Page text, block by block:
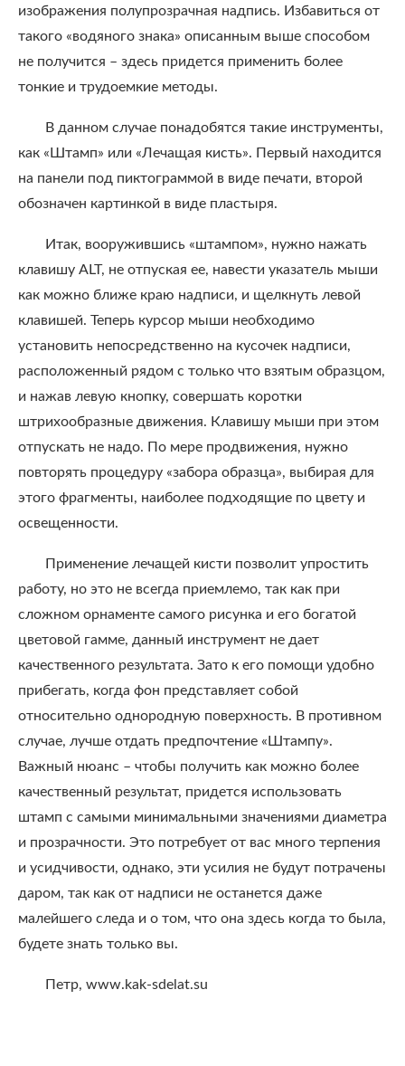
изображения полупрозрачная надпись. Избавиться от
такого «водяного знака» описанным выше способом
не получится – здесь придется применить более
тонкие и трудоемкие методы.
В данном случае понадобятся такие инструменты,
как «Штамп» или «Лечащая кисть». Первый находится
на панели под пиктограммой в виде печати, второй
обозначен картинкой в виде пластыря.
Итак, вооружившись «штампом», нужно нажать
клавишу ALT, не отпуская ее, навести указатель мыши
как можно ближе краю надписи, и щелкнуть левой
клавишей. Теперь курсор мыши необходимо
установить непосредственно на кусочек надписи,
расположенный рядом с только что взятым образцом,
и нажав левую кнопку, совершать коротки
штрихообразные движения. Клавишу мыши при этом
отпускать не надо. По мере продвижения, нужно
повторять процедуру «забора образца», выбирая для
этого фрагменты, наиболее подходящие по цвету и
освещенности.
Применение лечащей кисти позволит упростить
работу, но это не всегда приемлемо, так как при
сложном орнаменте самого рисунка и его богатой
цветовой гамме, данный инструмент не дает
качественного результата. Зато к его помощи удобно
прибегать, когда фон представляет собой
относительно однородную поверхность. В противном
случае, лучше отдать предпочтение «Штампу».
Важный нюанс – чтобы получить как можно более
качественный результат, придется использовать
штамп с самыми минимальными значениями диаметра
и прозрачности. Это потребует от вас много терпения
и усидчивости, однако, эти усилия не будут потрачены
даром, так как от надписи не останется даже
малейшего следа и о том, что она здесь когда то была,
будете знать только вы.
Петр, www.kak-sdelat.su